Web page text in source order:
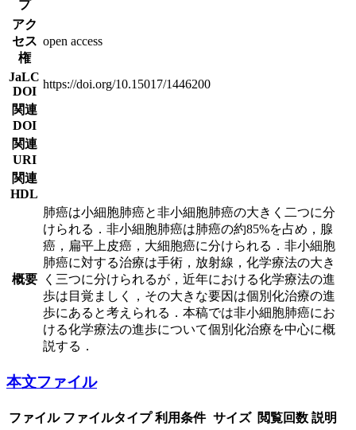
プ
アク
セス
権
open access
JaLC
DOI
https://doi.org/10.15017/1446200
関連
DOI
関連
URI
関連
HDL
概要
肺癌は小細胞肺癌と非小細胞肺癌の大きく二つに分
けられる．非小細胞肺癌は肺癌の約85%を占め，腺
癌，扁平上皮癌，大細胞癌に分けられる．非小細胞
肺癌に対する治療は手術，放射線，化学療法の大き
く三つに分けられるが，近年における化学療法の進
歩は目覚ましく，その大きな要因は個別化治療の進
歩にあると考えられる．本稿では非小細胞肺癌にお
ける化学療法の進歩について個別化治療を中心に概
説する．
本文ファイル
ファイル ファイルタイプ 利用条件 サイズ 閲覧回数 説明